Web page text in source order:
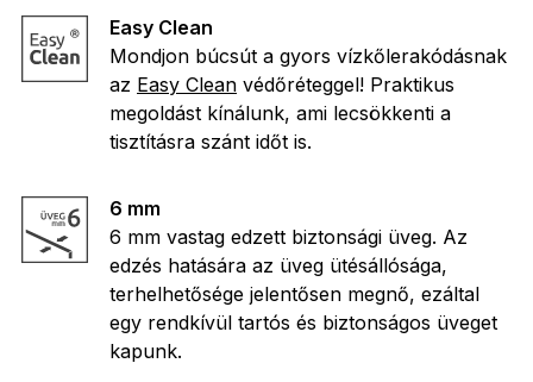
Easy Clean
Mondjon búcsút a gyors vízkőlerakódásnak
az Easy Clean védőréteggel! Praktikus
megoldást kínálunk, ami lecsökkenti a
tisztításra szánt időt is.
6 mm
6 mm vastag edzett biztonsági üveg. Az
edzés hatására az üveg ütésállósága,
terhelhetősége jelentősen megnő, ezáltal
egy rendkívül tartós és biztonságos üveget
kapunk.